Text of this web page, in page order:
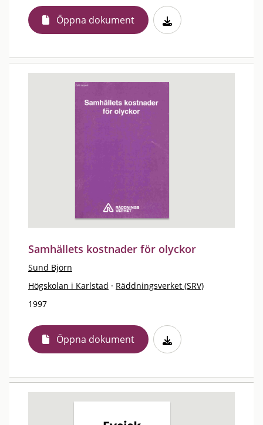
Öppna dokument
Samhällets kostnader för olyckor
Sund Björn
Högskolan i Karlstad · Räddningsverket (SRV)
1997
Öppna dokument